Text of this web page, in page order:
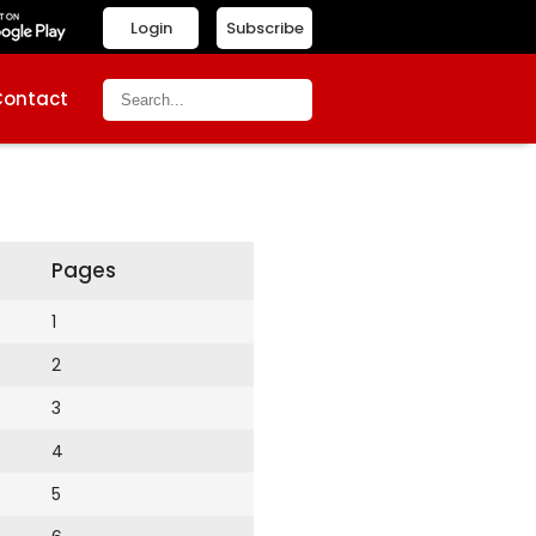
Subscribe
Login
Pages
1
2
3
4
5